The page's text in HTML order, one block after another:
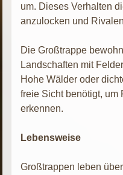
um. Dieses Verhalten
anzulocken und
Die Großtrappe
Landschaften mit
Hohe Wälder oder
freie Sicht benötigt, um
erkennen.
Lebensweise
Großtrappen leben